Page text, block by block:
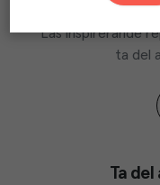
Läs inspirerande
ta del
Ta del